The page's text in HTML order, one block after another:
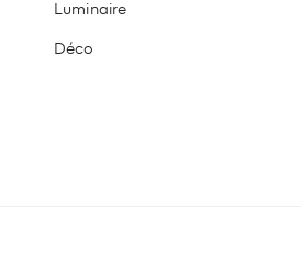
Luminaire
Déco